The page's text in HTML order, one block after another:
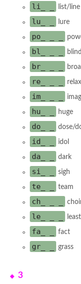
li_ _ list/line
lu_ _ lure
po_ _ _
bl_ _ _ blind
br_ _ _
re_ _ _ relax
im_ _ _
hu_ _ huge
do_ _ dose/
id_ _ idol
da_ _ dark
si_ _ sigh
te_ _ team
ch_ _ _
le_ _ _ least
fa_ _ fact
gr_ _ grass
3